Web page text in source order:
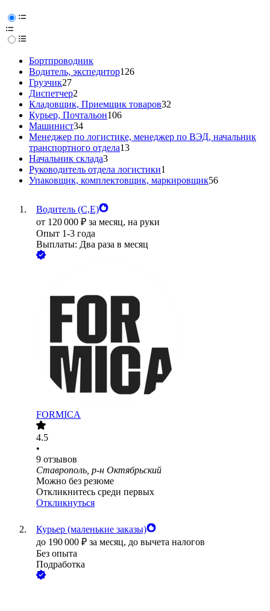
Бортпроводник
Водитель, экспедитор126
Грузчик27
Диспетчер2
Кладовщик, Приемщик товаров32
Курьер, Почтальон106
Машинист34
Менеджер по логистике, менеджер по ВЭД, начальник
транспортного отдела13
Начальник склада3
Руководитель отдела логистики1
Упаковщик, комплектовщик, маркировщик56
Водитель (C,Е)
от 120 000 ₽ за месяц, на руки
Опыт 1-3 года
Выплаты: Два раза в месяц
FORMICA
4.5
•
9 отзывов
Ставрополь, р-н Октябрьский
Можно без резюме
Откликнитесь среди первых
Откликнуться
Курьер (маленькие заказы)
до 190 000 ₽ за месяц, до вычета налогов
Без опыта
Подработка